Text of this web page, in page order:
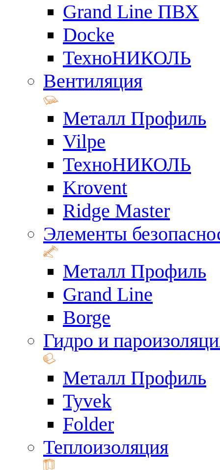
Grand Line ПВХ
Docke
ТехноНИКОЛЬ
Вентиляция
Металл Профиль
Vilpe
ТехноНИКОЛЬ
Krovent
Ridge Master
Элементы
Металл Профиль
Grand Line
Borge
Гидро и
Металл Профиль
Tyvek
Folder
Теплоизоляция